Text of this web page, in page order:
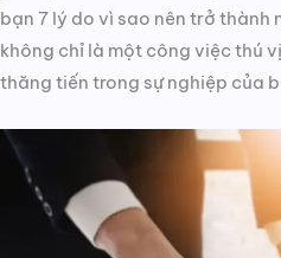
bạn 7 lý do vì sao nên trở thành
không chỉ là một công việc thú
thăng tiến trong sự nghiệp của